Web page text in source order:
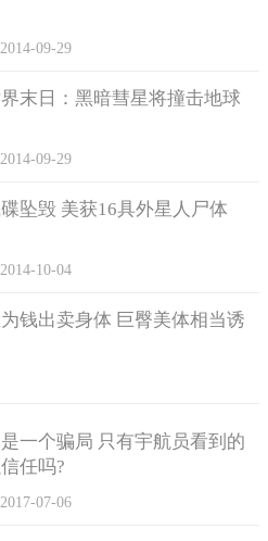
2014-09-29
末日：黑暗彗星将撞击地球
2014-09-29
坠毁 美获16具外星人尸体
2014-10-04
钱出卖身体 巨臀美体相当诱
一个骗局 只有宇航员看到的
任吗?
2017-07-06